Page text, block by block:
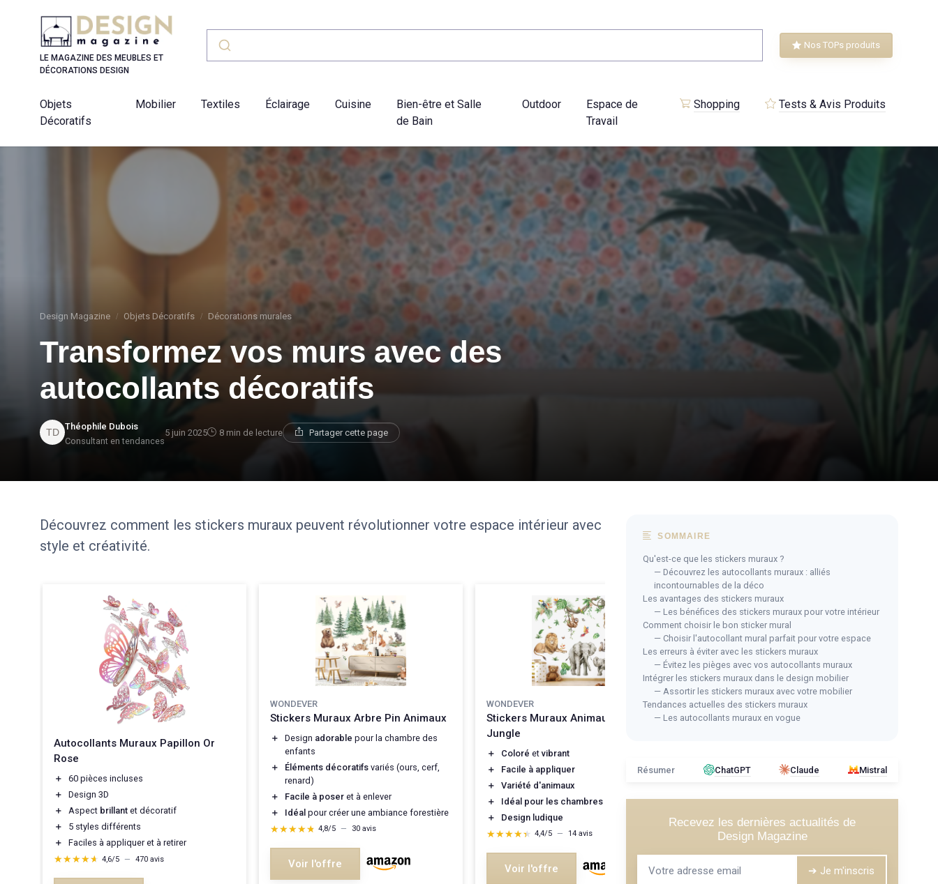
LE MAGAZINE DES MEUBLES ET
DÉCORATIONS DESIGN
Nos TOPs produits
Objets
Décoratifs
Mobilier Textiles Éclairage Cuisine
Bien-être et Salle
de Bain
Outdoor
Espace de
Travail
Shopping Tests & Avis Produits
Design Magazine Objets Décoratifs Décorations murales
Transformez vos murs avec des
autocollants décoratifs
Théophile Dubois
Consultant en tendances
5 juin 2025 8 min de lecture Partager cette page
Découvrez comment les stickers muraux peuvent révolutionner votre espace intérieur avec
style et créativité.
Autocollants Muraux Papillon Or
Rose
＋
60 pièces incluses
＋
Design 3D
＋
Aspect brillant et décoratif
＋
5 styles différents
＋
Faciles à appliquer et à retirer
★★★★★
★★★★★ 4,6/5 — 470 avis
WONDEVER
Stickers Muraux Arbre Pin Animaux
＋ Design adorable pour la chambre des
enfants
＋
Éléments décoratifs variés (ours, cerf,
renard)
＋
Facile à poser et à enlever
＋
Idéal pour créer une ambiance forestière
★★★★★
★★★★★ 4,8/5 — 30 avis
Voir l'offre
WONDEVER
Stickers Muraux Animaux de la
Jungle
＋ Coloré etvibrant
＋
Facile à appliquer
＋
Variété d'animaux
＋
Idéal pour les chambres d'enfants
＋
Design ludique
★★★★★
★★★★★ 4,4/5 — 14 avis
Voir l'offre
Sticker Vague Décoratif x2
＋
Facile à appliquer
＋ Peut être retiré sans laisser de traces
Voir l'offre
SOMMAIRE
Qu'est-ce que les stickers muraux ?
— Découvrez les autocollants muraux : alliés
incontournables de la déco
Les avantages des stickers muraux
— Les bénéfices des stickers muraux pour votre intérieur
Comment choisir le bon sticker mural
— Choisir l'autocollant mural parfait pour votre espace
Les erreurs à éviter avec les stickers muraux
— Évitez les pièges avec vos autocollants muraux
Intégrer les stickers muraux dans le design mobilier
— Assortir les stickers muraux avec votre mobilier
Tendances actuelles des stickers muraux
— Les autocollants muraux en vogue
Résumer ChatGPT Claude Mistral
Recevez les dernières actualités de
Design Magazine
➔ Je m'inscris